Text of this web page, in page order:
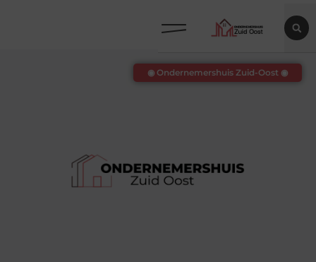
◉ Ondernemershuis Zuid-Oost ◉